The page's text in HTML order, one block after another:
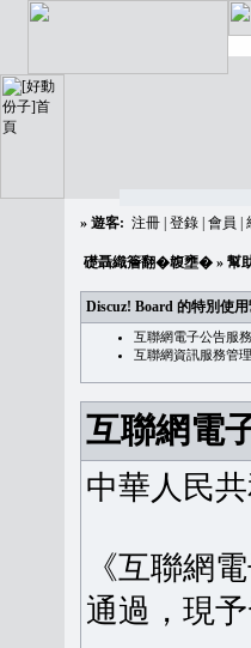
» 遊客: 注冊 登錄 會員
礎聶織簷翻�䪖壅� » 幫
Discuz! Board 的特別使
互聯網電子公告服
互聯網資訊服務管
互聯網電
中華人民
《互聯網
通過，現